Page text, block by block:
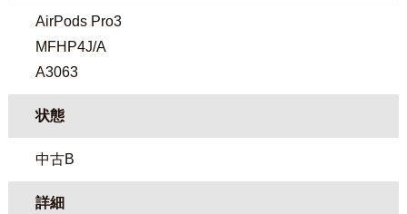
AirPods Pro3
MFHP4J/A
A3063
状態
中古B
詳細